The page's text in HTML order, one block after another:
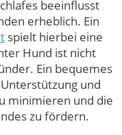
beeinflusst
erheblich. Ein
spielt hierbei eine
Hund ist nicht
Ein bequemes
und
minimieren und die
zu fördern.